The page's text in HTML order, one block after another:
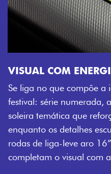
VISUAL COM
Se liga no que compõe a
festival: série numerada,
soleira temática que
enquanto os detalhes
rodas de liga-leve aro
completam o visual com